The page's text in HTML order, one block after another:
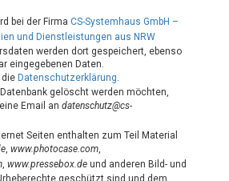
bei der Firma CS-Systemhaus GmbH –
und Dienstleistungen aus NRW
werden dort gespeichert, ebenso
eingegebenen Daten.
die Datenschutzerklärung.
gelöscht werden möchten,
Email an datenschutz@cs-
Seiten enthalten zum Teil Material
, www.photocase.com,
, www.pressebox.deund anderen Bild- und